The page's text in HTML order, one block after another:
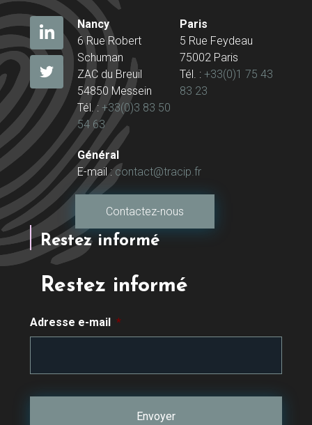
Nancy
6 Rue Robert
Schuman
ZAC du Breuil
54850 Messein
Tél. : +33(0)3 83 50
54 63
Paris
5 Rue Feydeau
75002 Paris
Tél. : +33(0)1 75 43
83 23
Général
E-mail :contact@tracip.fr
Contactez-nous
Restez informé
Restez informé
Adresse e-mail *